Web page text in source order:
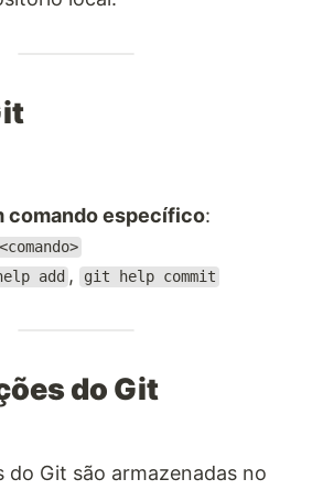
comando específico:
add , git help commit
do Git
do Git são armazenadas no